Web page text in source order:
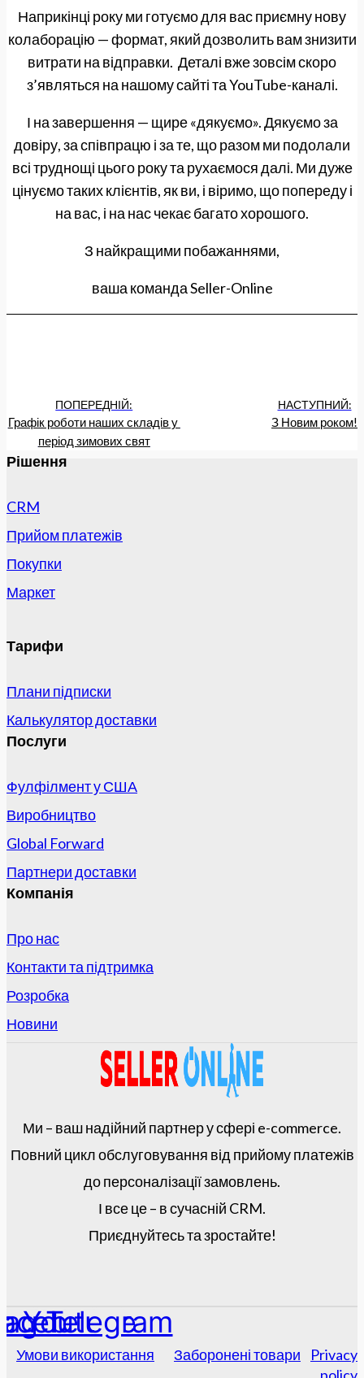
Наприкінці року ми готуємо для вас приємну нову
колаборацію — формат, який дозволить вам знизити
витрати на відправки. Деталі вже зовсім скоро
з’являться на нашому сайті та YouTube-каналі.
І на завершення — щире «дякуємо». Дякуємо за
довіру, за співпрацю і за те, що разом ми подолали
всі труднощі цього року та рухаємося далі. Ми дуже
цінуємо таких клієнтів, як ви, і віримо, що попереду і
на вас, і на нас чекає багато хорошого.
З найкращими побажаннями,
ваша команда Seller-Online
ПОПЕРЕДНІЙ:
Графік роботи наших складів у
період зимових свят
НАСТУПНИЙ:
З Новим роком!
Рішення
CRM
Прийом платежів
Покупки
Маркет
Тарифи
Плани підписки
Калькулятор доставки
Послуги
Фулфілмент у США
Виробництво
Global Forward
Партнери доставки
Компанія
Про нас
Контакти та підтримка
Розробка
Новини
Ми – ваш надійний партнер у сфері e-commerce.
Повний цикл обслуговування від прийому платежів
до персоналізації замовлень.
І все це – в сучасній CRM.
Приєднуйтесь та зростайте!
Youtube
Telegram
Умови використання Заборонені товари
Privacy